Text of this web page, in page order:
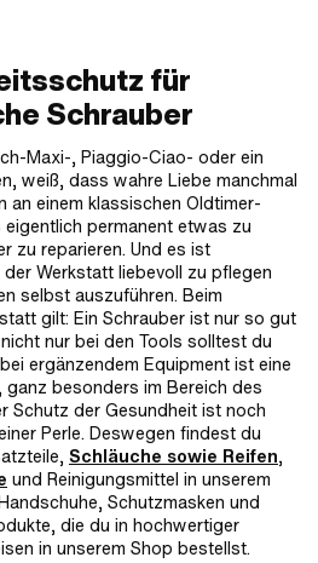
für
Schrauber
Maxi-, Piaggio-Ciao- oder ein
weiß, dass wahre Liebe manchmal
an einem klassischen Oldtimer-
permanent etwas zu
zu reparieren. Und es ist
Werkstatt liebevoll zu pflegen
selbst auszuführen. Beim
gilt: Ein Schrauber ist nur so gut
nur bei den Tools solltest du
ergänzendem Equipment ist eine
besonders im Bereich des
Schutz der Gesundheit ist noch
Perle. Deswegen findest du
Schläuche sowie Reifen,
und Reinigungsmittel in unserem
Schutzmasken und
die du in hochwertiger
in unserem Shop bestellst.